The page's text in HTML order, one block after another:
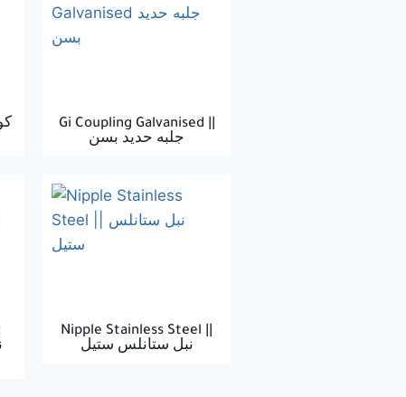
Gi Coupling Galvanised ||
جلبه حديد بسن
Nipple Stainless Steel ||
نبل ستانلس ستيل